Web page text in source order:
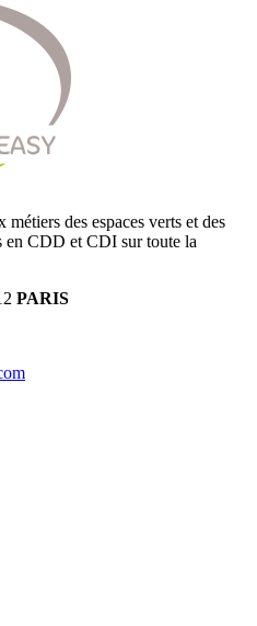
des espaces verts et des
en CDD et CDI sur toute la
PARIS